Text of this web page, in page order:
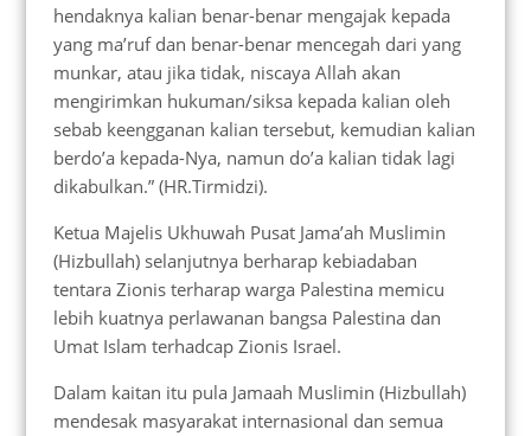
hendaknya kalian benar-benar mengajak kepada
yang ma’ruf dan benar-benar mencegah dari yang
munkar, atau jika tidak, niscaya Allah akan
mengirimkan hukuman/siksa kepada kalian oleh
sebab keengganan kalian tersebut, kemudian kalian
berdo’a kepada-Nya, namun do’a kalian tidak lagi
dikabulkan.” (HR.Tirmidzi).
Ketua Majelis Ukhuwah Pusat Jama’ah Muslimin
(Hizbullah) selanjutnya berharap kebiadaban
tentara Zionis terharap warga Palestina memicu
lebih kuatnya perlawanan bangsa Palestina dan
Umat Islam terhadcap Zionis Israel.
Dalam kaitan itu pula Jamaah Muslimin (Hizbullah)
mendesak masyarakat internasional dan semua